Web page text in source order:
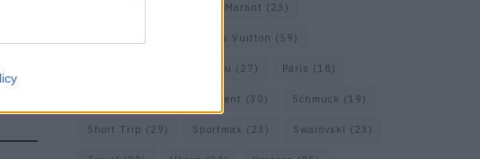
Isabel Marant (23)
Louis Vuitton (59)
Miu Miu (27) Paris (18)
Saint Laurent (30) Schmuck (19)
Short Trip (29) Sportmax (23) Swarovski (23)